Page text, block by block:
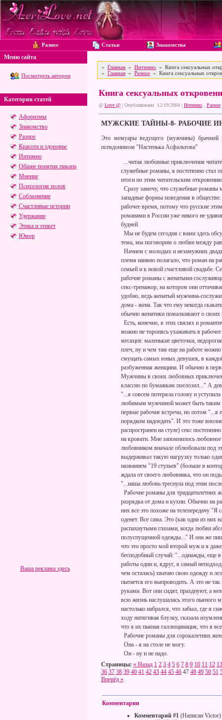
Разное Статьи Знакомства
Меню сайта
Посмотреть авторов
Категории статей
Афоризмы
Знакомство
Разное
Красота и здоровье
Интимно
Общие понятия пикапа
Мнение
Психология полов
Соблазнение
Счастливые истории
Удержание
Этика и этикет
Юмор
Ваша реклама здесь
» Главная » Интимно » Книга сексуальных
» Главная » Разное » Книга сексуальных
Книга сексуальных
@ Love @ | Опубликовано 12/19/2004 | Интимно Разное
МУЖСКИЕ ТАЙНЫ-8- РАБОЧИЕ
Это мемуары ведущего (мужчины) брачной
псевдонимом "Настенька Асфальтова"
...читая любовные приключения
служебные романы, я постепенно стал
итоги по этим читательским
Сразу замечу, что служебные романы
западные формы поведения в
рабочее время, потому что русские
романами в России уже никого не
будней.
Мы не будем сегодня с вами здесь
тема, мы поговорим о любви между
Начнем с молодых и незамужних
племя наивно полагало, что роман на
семьей и к новой счастливой свадьбе.
рабочие романы с женатыми
секс-тренажор, на котором они
удобно, ведь женатый мужчина-
дома - жена. Так что ему некогда
обычно женатики помалкивают о своих
Есть, конечно, в этих связях и
можно не торопясь ухаживать в
месяцев: маленькие цветочки,
плеч, ну и чем там еще на работе можно
смущать самых юных девушек, в
разбуженная женщина. И обычно в
Мужчины в своих любовных
классно по бумажкам поелозил..." А
"...я совсем потеряла голову и
любимым мужчиной может быть таким
первые рабочие встречи, но потом "...я
порядком надоедать". И это тоже
распространен на стуле) секс
на кровати. Мне запомнилось
любовником вначале облюбовали под
выдерживал такую нагрузку только
названием "19 стульев" (больше в
ждала от своего любовника, что он
"...наша любовь треснула под этим
Рабочие романы для тридцатилетних
разрядка от дома и кухни. Обычно на
них все это похоже на телепередачу "Я
оденет. Все сама. Это (как одна из них
распахнутыми глазами, когда любви
полуспущенной одежды..." И она же
что это просто мой второй муж и я
бесподобный случай: "...однажды, еще
работы одни и, вдруг, в самый
чем осталась) хватаю свою одежду и
пытается его выпроводить. А это не
руками. Вот они сидят, празднуют, а
всю жизнь наслушалась этого
настолько набрался, что забыл, где я
ходу натягивая блузку, сказала
что я их пьяная галлюцинация, что я
Рабочие романы для сорокалетних
Она - я на столе не могу.
Он - ну и не надо.
Страницы: « Назад 1 2 3 4 5 6 7 8 9 10 11 12 13
36 37 38 39 40 41 42 43 44 45 46 47 48 49 50 51
Вперёд »
Комментарии
Комментарий #1 (Написан Victor)